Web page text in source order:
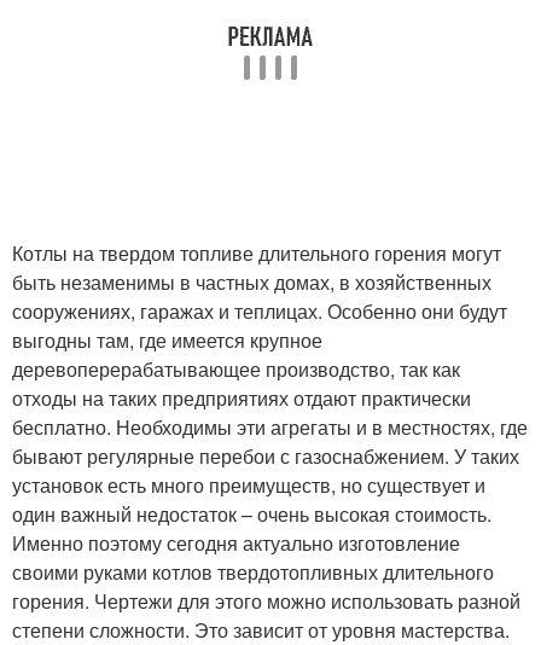
Котлы на твердом топливе длительного горения могут
быть незаменимы в частных домах, в хозяйственных
сооружениях, гаражах и теплицах. Особенно они будут
выгодны там, где имеется крупное
деревоперерабатывающее производство, так как
отходы на таких предприятиях отдают практически
бесплатно. Необходимы эти агрегаты и в местностях, где
бывают регулярные перебои с газоснабжением. У таких
установок есть много преимуществ, но существует и
один важный недостаток – очень высокая стоимость.
Именно поэтому сегодня актуально изготовление
своими руками котлов твердотопливных длительного
горения. Чертежи для этого можно использовать разной
степени сложности. Это зависит от уровня мастерства.